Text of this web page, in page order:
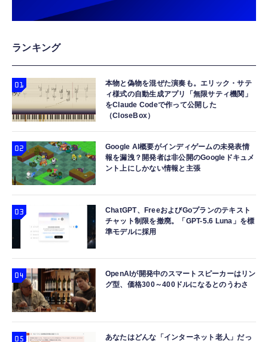
ランキング
本物と偽物を混ぜた演奏も。エリック・サテ
ィ様式の自動生成アプリ「無限サティ機関」
をClaude Codeで作って公開した
（CloseBox）
Google AI概要がインディゲームの未発表情
報を漏洩？開発者は非公開のGoogleドキュメ
ント上にしかない情報と主張
ChatGPT、FreeおよびGoプランのテキスト
チャット制限を撤廃。「GPT-5.6 Luna」を標
準モデルに採用
OpenAIが開発中のスマートスピーカーはリン
グ型、価格300～400ドルになるとのうわさ
あなたはどんな「インターネット老人」だっ